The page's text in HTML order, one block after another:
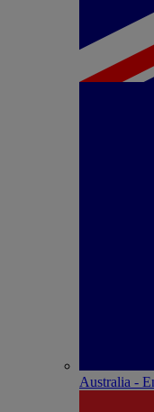
Australia -